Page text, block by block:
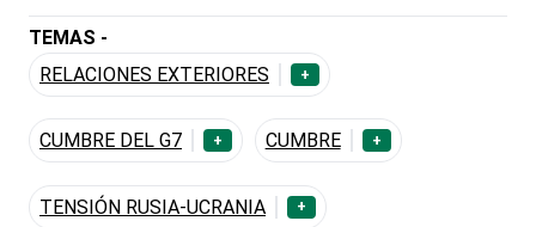
TEMAS -
RELACIONES EXTERIORES
+
CUMBRE DEL G7 + CUMBRE +
TENSIÓN RUSIA-UCRANIA +